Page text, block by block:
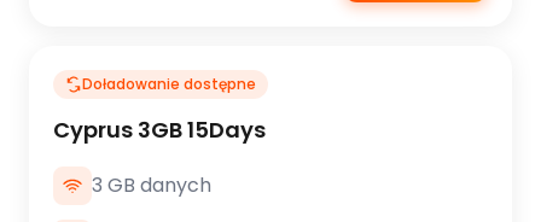
Doładowanie dostępne
Cyprus 3GB 15Days
3 GB danych